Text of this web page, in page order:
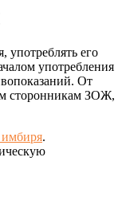
употреблять его
употребления
От
сторонникам ЗОЖ,
.